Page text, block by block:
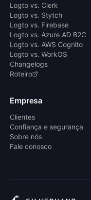
Logto vs. Clerk
Logto vs. Stytch
Logto vs. Firebase
Logto vs. Azure AD B2C
Logto vs. AWS Cognito
Logto vs. WorkOS
Changelogs
Roteiro
Empresa
Clientes
Confiança e segurança
Sobre nós
Fale conosco